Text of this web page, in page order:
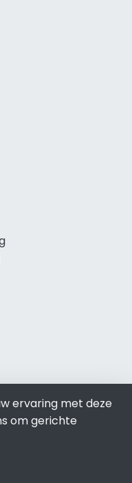
ervaring met deze
om gerichte